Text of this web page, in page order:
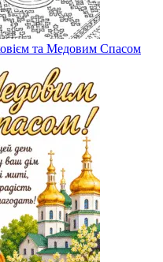
та Медовим Спасом